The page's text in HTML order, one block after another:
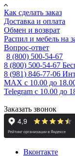
Как сделать заказ
Доставка и оплата
Обмен и возврат
Распил и мебель на
Вопрос-ответ
8 (800) 500-54-67
8 (800) 500-54-67
8 (981) 846-77-06
MAX с 10.00 до
Telegram с 10.00 до
Заказать звонок
Вконтакте